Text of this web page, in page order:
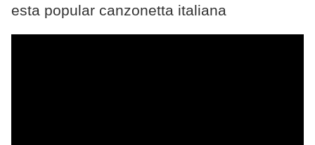
esta popular canzonetta italiana